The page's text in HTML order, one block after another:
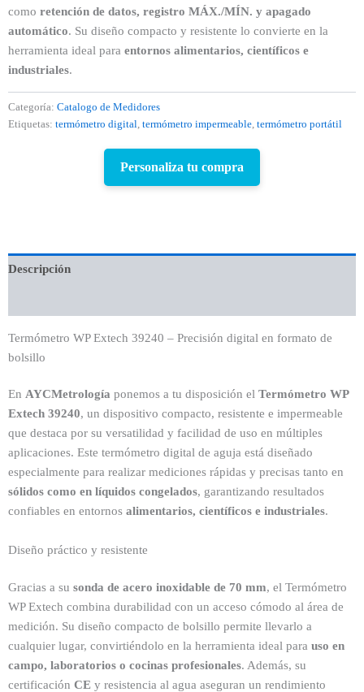
como retención de datos, registro MÁX./MÍN. y apagado
automático. Su diseño compacto y resistente lo convierte en la
herramienta ideal para entornos alimentarios, científicos e
industriales.
Categoría: Catalogo de Medidores
Etiquetas: termómetro digital termómetro impermeable termómetro portátil
Personaliza tu compra
Descripción
Termómetro WP Extech 39240 – Precisión digital en formato de
bolsillo
En AYCMetrología ponemos a tu disposición el Termómetro WP
Extech 39240, un dispositivo compacto, resistente e impermeable
que destaca por su versatilidad y facilidad de uso en múltiples
aplicaciones. Este termómetro digital de aguja está diseñado
especialmente para realizar mediciones rápidas y precisas tanto en
sólidos como en líquidos congelados, garantizando resultados
confiables en entornos alimentarios, científicos e industriales.
Diseño práctico y resistente
Gracias a su sonda de acero inoxidable de 70 mm, el Termómetro
WP Extech combina durabilidad con un acceso cómodo al área de
medición. Su diseño compacto de bolsillo permite llevarlo a
cualquier lugar, convirtiéndolo en la herramienta ideal para uso en
campo, laboratorios o cocinas profesionales. Además, su
certificación CE y resistencia al agua aseguran un rendimiento